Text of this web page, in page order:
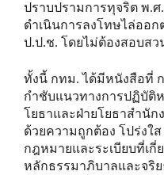
ปราบปรามการทุจริต พ.
ดำเนินการลงโทษไล่ออ
ป.ป.ช. โดยไม่ต้องสอบสว
ทั้งนี้ กทม. ได้มีหนังสือที่ ก
กำชับแนวทางการปฏิบัติ
โยธาและฝ่ายโยธาสำนั
ด้วยความถูกต้อง โปร่งใ
กฎหมายและระเบียบที่เกี่
หลักธรรมาภิบาลและจริ